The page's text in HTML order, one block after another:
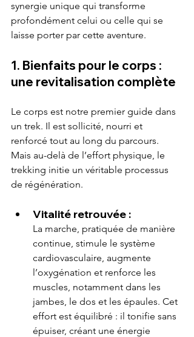
synergie unique qui transforme
profondément celui ou celle qui se
laisse porter par cette aventure.
1. Bienfaits pour le corps :
une revitalisation complète
Le corps est notre premier guide dans
un trek. Il est sollicité, nourri et
renforcé tout au long du parcours.
Mais au-delà de l’effort physique, le
trekking initie un véritable processus
de régénération.
Vitalité retrouvée :
La marche, pratiquée de manière
continue, stimule le système
cardiovasculaire, augmente
l’oxygénation et renforce les
muscles, notamment dans les
jambes, le dos et les épaules. Cet
effort est équilibré : il tonifie sans
épuiser, créant une énergie